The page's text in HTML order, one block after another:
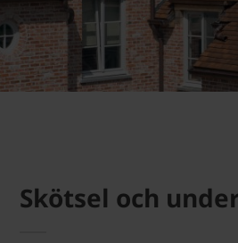
Skötsel och